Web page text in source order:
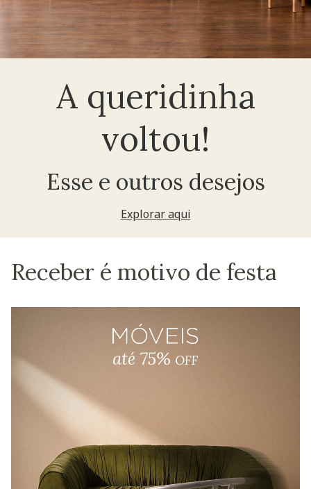
A queridinha
voltou!
Esse e outros desejos
Explorar aqui
Receber é motivo de festa